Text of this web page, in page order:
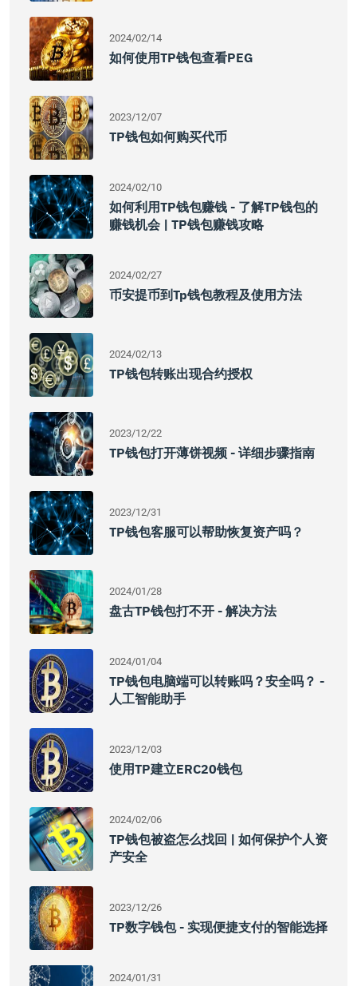
2024/02/14
如何使用TP钱包查看PEG
2023/12/07
TP钱包如何购买代币
2024/02/10
如何利用TP钱包赚钱 - 了解TP钱包的
赚钱机会 | TP钱包赚钱攻略
2024/02/27
币安提币到tp钱包教程及使用方法
2024/02/13
TP钱包转账出现合约授权
2023/12/22
TP钱包打开薄饼视频 - 详细步骤指南
2023/12/31
TP钱包客服可以帮助恢复资产吗？
2024/01/28
盘古TP钱包打不开 - 解决方法
2024/01/04
TP钱包电脑端可以转账吗？安全吗？ -
人工智能助手
2023/12/03
使用TP建立ERC20钱包
2024/02/06
TP钱包被盗怎么找回 | 如何保护个人资
产安全
2023/12/26
TP数字钱包 - 实现便捷支付的智能选择
2024/01/31